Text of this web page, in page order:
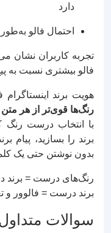
دارد
احتمال فالو
تجربه کاربران نشان
فالو بیشتری نسبت به
هویت برند
رنگ‌ها قوی‌تر از هر
با انتخاب درست رنگ
برند را بسازید، پیام
بدون نوشتن حتی یک
رنگ‌های درست = برند
برند درست = فالوور و
سوالات